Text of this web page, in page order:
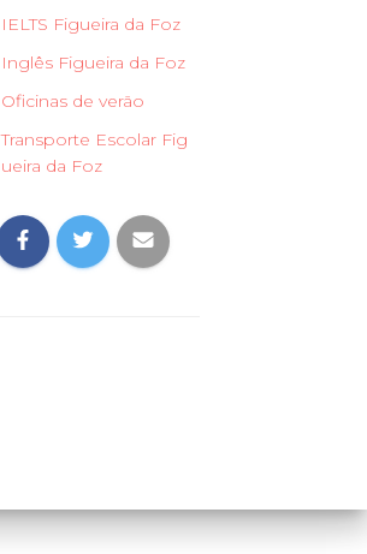
IELTS Figueira da Foz
Inglês Figueira da Foz
Oficinas de verão
Transporte Escolar Fig
ueira da Foz